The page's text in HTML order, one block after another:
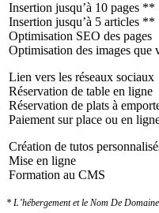
Insertion jusqu’à 10 pages **
Insertion jusqu’à 5 articles **
Optimisation SEO des pages
Optimisation des images que
Lien vers les réseaux sociaux
Réservation de table en ligne
Réservation de plats à
Paiement sur place ou en
Création de tutos
Mise en ligne
Formation au CMS
* L’hébergement et le Nom De